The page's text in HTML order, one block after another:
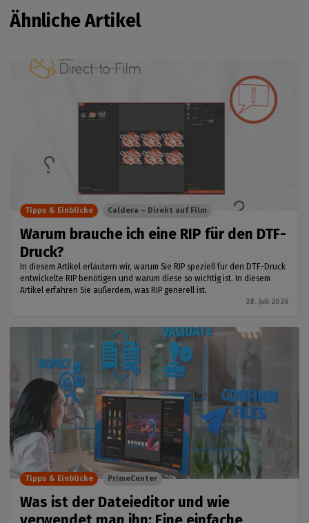
Ähnliche Artikel
Warum brauche ich eine RIP für den DTF-
Druck?
In diesem Artikel erläutern wir, warum Sie RIP speziell für den DTF-Druck
entwickelte RIP benötigen und warum diese so wichtig ist. In diesem
Artikel erfahren Sie außerdem, was RIP generell ist.
28. Juli 2026
Tipps & Einblicke Caldera – Direkt auf Film
Was ist der Dateieditor und wie
Tipps & Einblicke PrimeCenter